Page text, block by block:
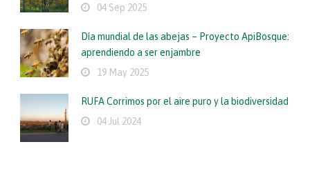
04 Sep 2025
Día mundial de las abejas – Proyecto ApiBosque:
aprendiendo a ser enjambre
19 May 2025
RUFA Corrimos por el aire puro y la biodiversidad
04 Jul 2024